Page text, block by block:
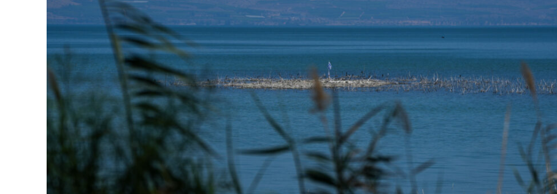
Israel
Israelische Wahlen 2026: Das ist
die Knesset – Vladimir Beliak
Israel
Israelische Wahlen 2026: Das ist
die Knesset – Moshe Abutbul